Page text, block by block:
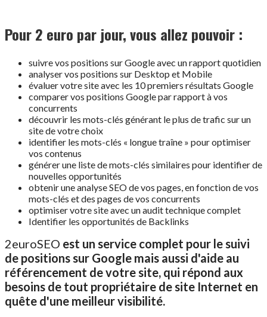
Pour 2 euro par jour, vous allez pouvoir :
suivre vos positions sur Google avec un rapport quotidien
analyser vos positions sur Desktop et Mobile
évaluer votre site avec les 10 premiers résultats Google
comparer vos positions Google par rapport à vos
concurrents
découvrir les mots-clés générant le plus de trafic sur un
site de votre choix
identifier les mots-clés « longue traîne » pour optimiser
vos contenus
générer une liste de mots-clés similaires pour identifier de
nouvelles opportunités
obtenir une analyse SEO de vos pages, en fonction de vos
mots-clés et des pages de vos concurrents
optimiser votre site avec un audit technique complet
Identifier les opportunités de Backlinks
2euroSEO est un service complet pour le suivi
de positions sur Google mais aussi d'aide au
référencement de votre site, qui répond aux
besoins de tout propriétaire de site Internet en
quête d'une meilleur visibilité.